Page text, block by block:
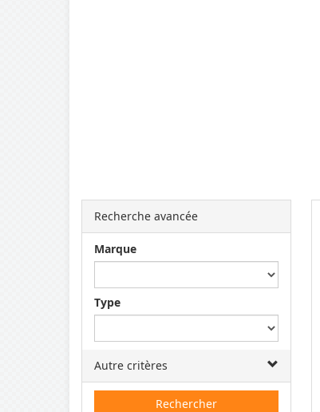
Recherche avancée
Marque
Type
Autre critères
Rechercher